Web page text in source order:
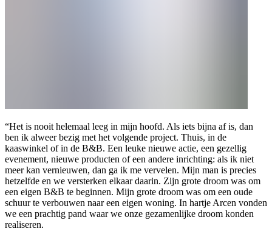
“Het is nooit helemaal leeg in mijn hoofd. Als iets bijna af is, dan
ben ik alweer bezig met het volgende project. Thuis, in de
kaaswinkel of in de B&B. Een leuke nieuwe actie, een gezellig
evenement, nieuwe producten of een andere inrichting: als ik niet
meer kan vernieuwen, dan ga ik me vervelen. Mijn man is precies
hetzelfde en we versterken elkaar daarin. Zijn grote droom was om
een eigen B&B te beginnen. Mijn grote droom was om een oude
schuur te verbouwen naar een eigen woning. In hartje Arcen vonden
we een prachtig pand waar we onze gezamenlijke droom konden
realiseren.